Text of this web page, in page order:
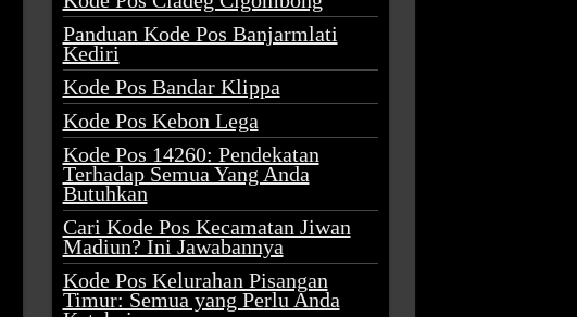
Panduan Kode Pos Banjarmlati
Kediri
Kode Pos Bandar Klippa
Kode Pos Kebon Lega
Kode Pos 14260: Pendekatan
Terhadap Semua Yang Anda
Butuhkan
Cari Kode Pos Kecamatan Jiwan
Madiun? Ini Jawabannya
Kode Pos Kelurahan Pisangan
Timur: Semua yang Perlu Anda